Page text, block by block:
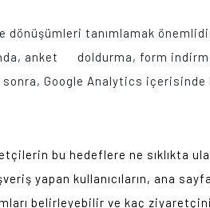
ve dönüşümleri tanımlamak
anket doldurma, form
Google Analytics içerisinde
bu hedeflere ne sıklıkta
yapan kullanıcıların, ana
belirleyebilir ve kaç